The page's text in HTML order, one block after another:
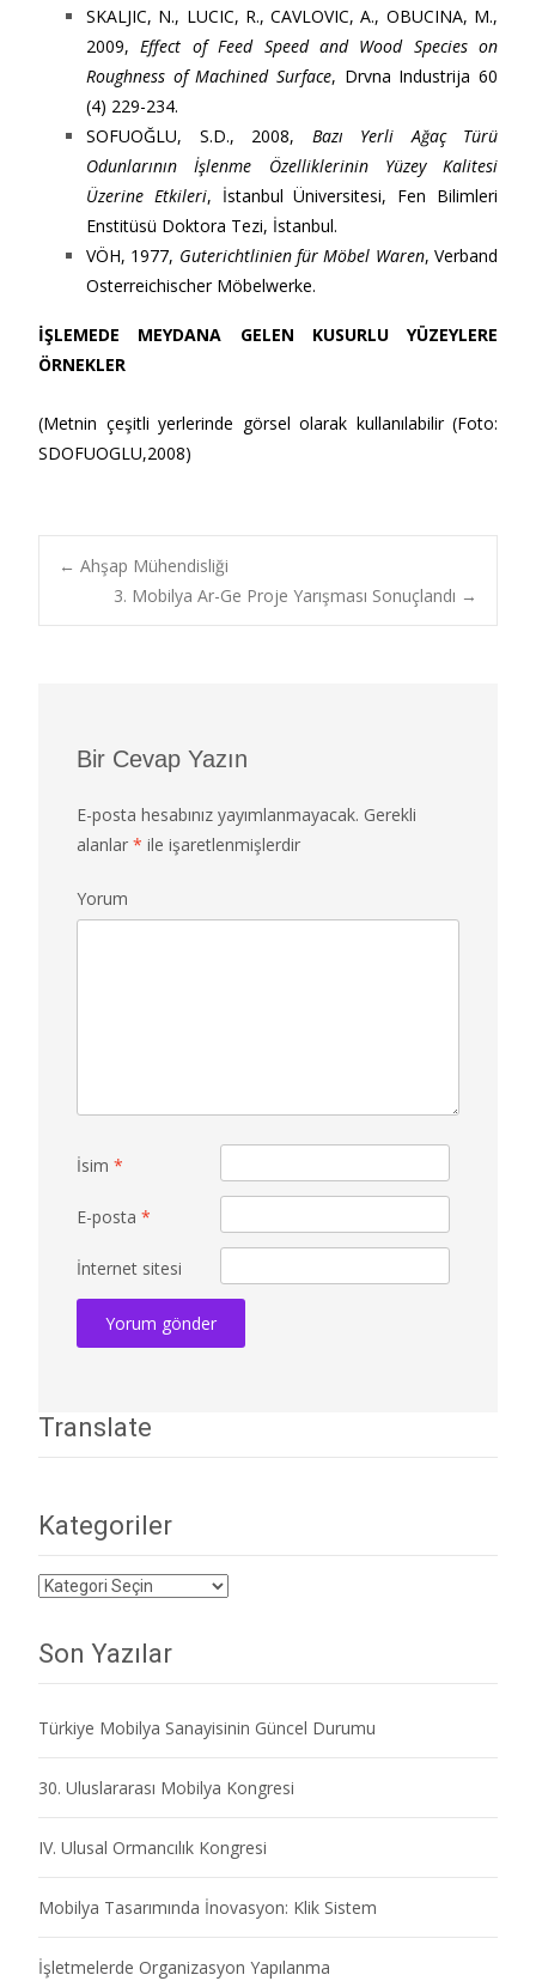
SKALJIC, N., LUCIC, R., CAVLOVIC, A., OBUCINA, M.,
2009,Effect of Feed Speed and Wood Species on
Roughness of Machined Surface, Drvna Industrija 60
(4) 229-234.
SOFUOĞLU, S.D., 2008, Bazı Yerli Ağaç Türü
Odunlarının İşlenme Özelliklerinin Yüzey Kalitesi
Üzerine Etkileri, İstanbul Üniversitesi, Fen Bilimleri
Enstitüsü Doktora Tezi, İstanbul.
VÖH, 1977, Guterichtlinien für Möbel Waren, Verband
Osterreichischer Möbelwerke.
İŞLEMEDE MEYDANA GELEN KUSURLU YÜZEYLERE
ÖRNEKLER
(Metnin çeşitli yerlerinde görsel olarak kullanılabilir (Foto:
SDOFUOGLU,2008)
Post navigation
← Ahşap Mühendisliği
3. Mobilya Ar-Ge Proje Yarışması Sonuçlandı →
Bir Cevap Yazın
E-posta hesabınız yayımlanmayacak. Gerekli
alanlar * ile işaretlenmişlerdir
Yorum
İsim *
E-posta *
İnternet sitesi
Translate
Kategoriler
Kategoriler
Son Yazılar
Türkiye Mobilya Sanayisinin Güncel Durumu
30. Uluslararası Mobilya Kongresi
IV. Ulusal Ormancılık Kongresi
Mobilya Tasarımında İnovasyon: Klik Sistem
İşletmelerde Organizasyon Yapılanma